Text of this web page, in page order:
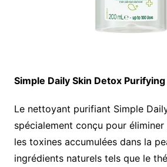
Simple Daily Skin Detox Purifying
Le nettoyant purifiant Simple
spécialement conçu pour
les toxines accumulées dans la
ingrédients naturels tels que le